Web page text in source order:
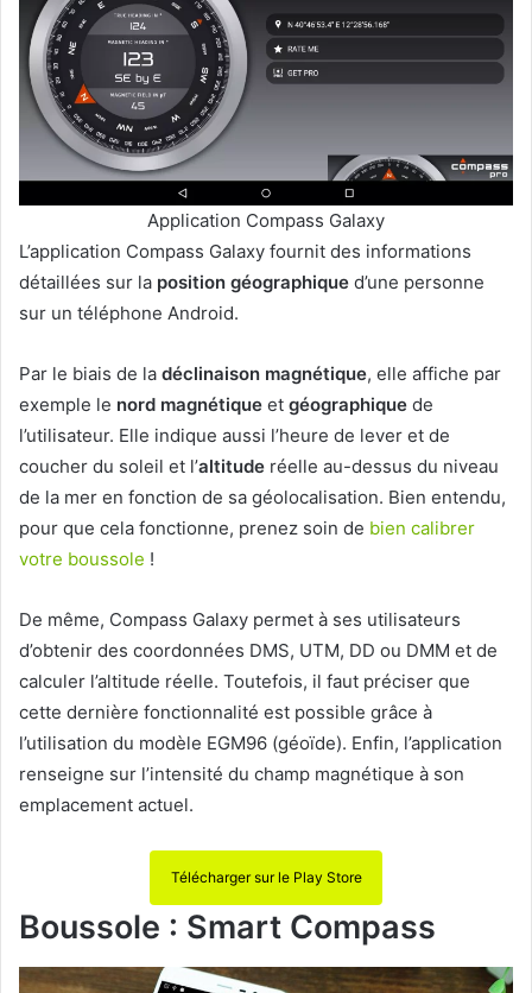
Application Compass Galaxy
L’application Compass Galaxy fournit des informations
détaillées sur la position géographique d’une personne
sur un téléphone Android.
Par le biais de la déclinaison magnétique, elle affiche par
exemple le nord magnétique et géographique de
l’utilisateur. Elle indique aussi l’heure de lever et de
coucher du soleil et l’altitude réelle au-dessus du niveau
de la mer en fonction de sa géolocalisation. Bien entendu,
pour que cela fonctionne, prenez soin de bien calibrer
votre boussole !
De même, Compass Galaxy permet à ses utilisateurs
d’obtenir des coordonnées DMS, UTM, DD ou DMM et de
calculer l’altitude réelle. Toutefois, il faut préciser que
cette dernière fonctionnalité est possible grâce à
l’utilisation du modèle EGM96 (géoïde). Enfin, l’application
renseigne sur l’intensité du champ magnétique à son
emplacement actuel.
Télécharger sur le Play Store
Boussole : Smart Compass